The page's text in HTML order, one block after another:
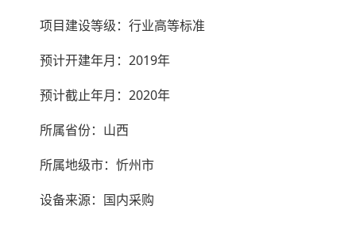
项目建设等级：行业高等标准
预计开建年月：2019年
预计截止年月：2020年
所属省份：山西
所属地级市：忻州市
设备来源：国内采购